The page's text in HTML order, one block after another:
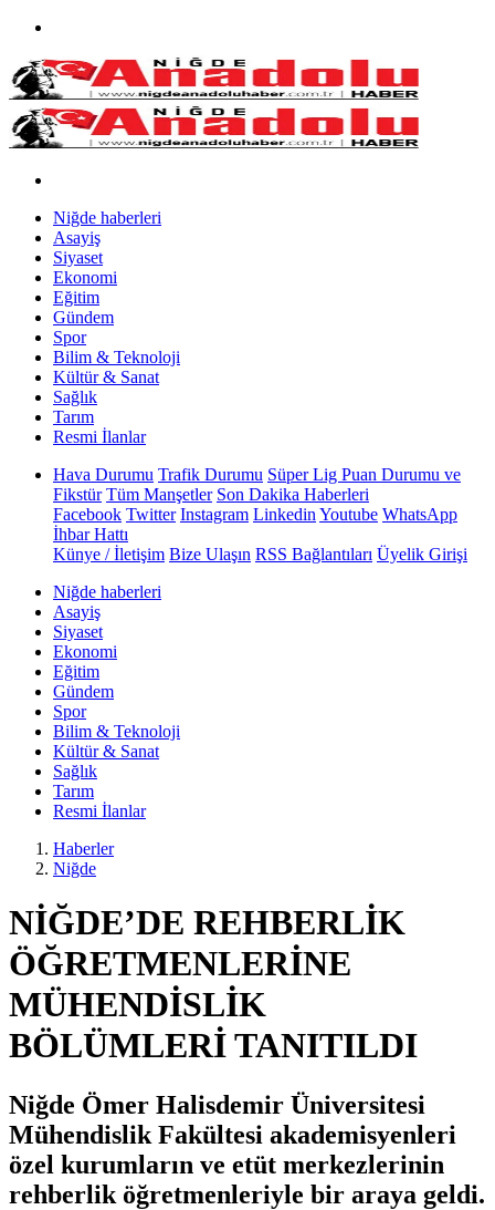
Niğde haberleri
Asayiş
Siyaset
Ekonomi
Eğitim
Gündem
Spor
Bilim & Teknoloji
Kültür & Sanat
Sağlık
Tarım
Resmi İlanlar
Hava Durumu Trafik Durumu Süper Lig Puan Durumu ve
Fikstür Tüm Manşetler Son Dakika Haberleri
Facebook Twitter Instagram Linkedin Youtube WhatsApp
İhbar Hattı
Künye / İletişim Bize Ulaşın RSS Bağlantıları Üyelik Girişi
Niğde haberleri
Asayiş
Siyaset
Ekonomi
Eğitim
Gündem
Spor
Bilim & Teknoloji
Kültür & Sanat
Sağlık
Tarım
Resmi İlanlar
Haberler
Niğde
NİĞDE’DE REHBERLİK
ÖĞRETMENLERİNE
MÜHENDİSLİK
BÖLÜMLERİ TANITILDI
Niğde Ömer Halisdemir Üniversitesi
Mühendislik Fakültesi akademisyenleri
özel kurumların ve etüt merkezlerinin
rehberlik öğretmenleriyle bir araya geldi.